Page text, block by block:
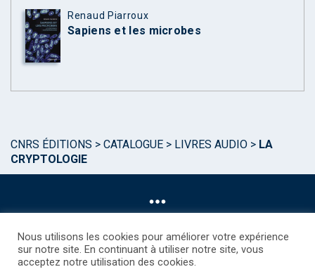
Renaud Piarroux
Sapiens et les microbes
CNRS ÉDITIONS > CATALOGUE > LIVRES AUDIO > LA
CRYPTOLOGIE
©CNRS EDITIONS 2025
Nous utilisons les cookies pour améliorer votre expérience
sur notre site. En continuant à utiliser notre site, vous
acceptez notre utilisation des cookies.